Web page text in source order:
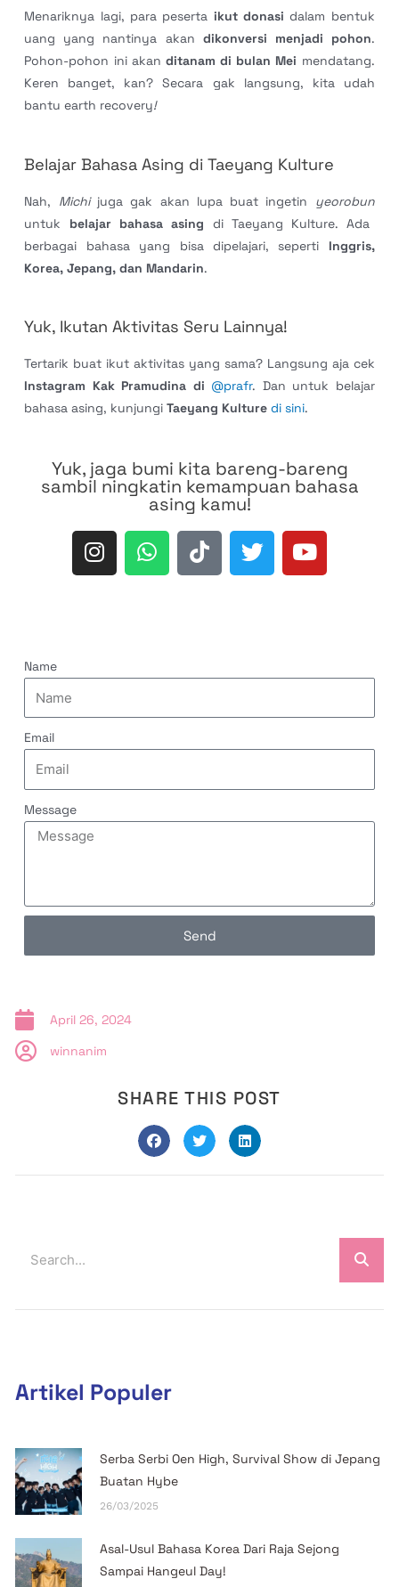
Menariknya lagi, para peserta ikut donasi dalam bentuk
uang yang nantinya akan dikonversi menjadi pohon.
Pohon-pohon ini akan ditanam di bulan Mei mendatang.
Keren banget, kan? Secara gak langsung, kita udah
bantu earth recovery!
Belajar Bahasa Asing di Taeyang Kulture
Nah, Michijuga gak akan lupa buat ingetin yeorobun
untuk belajar bahasa asing di Taeyang Kulture. Ada
berbagai bahasa yang bisa dipelajari, seperti Inggris,
Korea, Jepang, dan Mandarin.
Yuk, Ikutan Aktivitas Seru Lainnya!
Tertarik buat ikut aktivitas yang sama? Langsung aja cek
Instagram Kak Pramudina di @prafr. Dan untuk belajar
bahasa asing, kunjungiTaeyang Kulturedi sini.
Yuk, jaga bumi kita bareng-bareng
sambil ningkatin kemampuan bahasa
asing kamu!
Name
Email
Message
Send
April 26, 2024
winnanim
SHARE THIS POST
Artikel Populer
Serba Serbi Oen High, Survival Show di Jepang
Buatan Hybe
26/03/2025
Asal-Usul Bahasa Korea Dari Raja Sejong
Sampai Hangeul Day!